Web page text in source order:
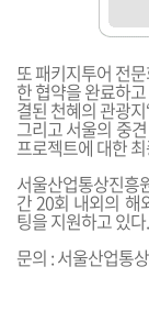
또 패키지투어 전
한 협약을 완료하
결된 천혜의 관광
그리고 서울의 중
프로젝트에 대한
서울산업통상진흥
간 20회 내외의 해
팅을 지원하고 있다.
문의 : 서울산업통